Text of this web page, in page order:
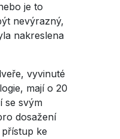
je to
nevýrazný,
nakreslena
vyvinuté
mají o 20
se svým
dosažení
ke